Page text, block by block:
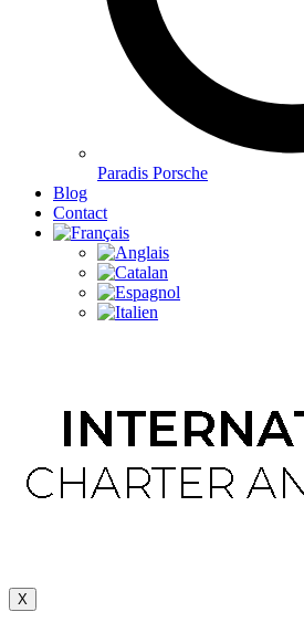
Paradis Porsche
Blog
Contact
X